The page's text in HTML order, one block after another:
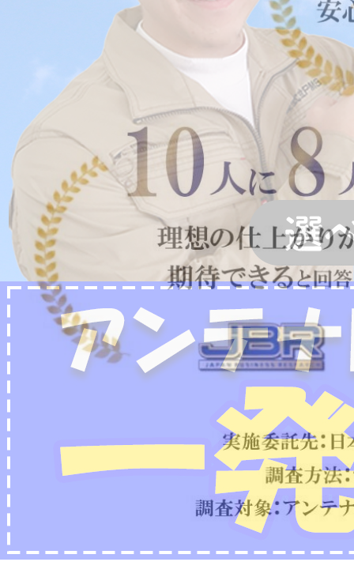
2022/07/04
フリーボイス（0120番号）への発信につきまし